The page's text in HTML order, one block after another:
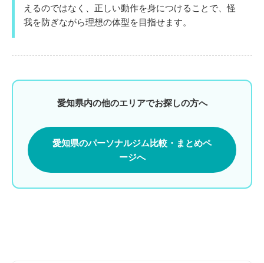
えるのではなく、正しい動作を身につけることで、怪
我を防ぎながら理想の体型を目指せます。
愛知県内の他のエリアでお探しの方へ
愛知県のパーソナルジム比較・まとめペ
ージへ